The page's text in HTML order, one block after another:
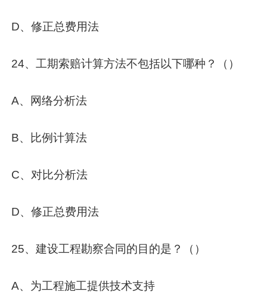
D、修正总费用法
24、工期索赔计算方法不包括以下哪种？（）
A、网络分析法
B、比例计算法
C、对比分析法
D、修正总费用法
25、建设工程勘察合同的目的是？（）
A、为工程施工提供技术支持